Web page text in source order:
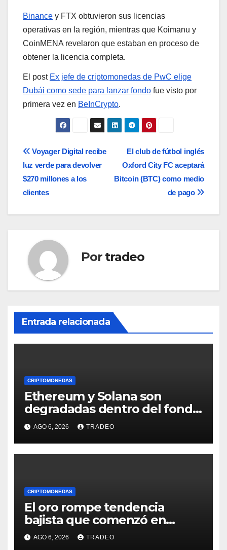
Binance y FTX obtuvieron sus licencias
operativas en la región, mientras que Koimanu y
CoinMENA revelaron que estaban en proceso de
obtener la licencia completa.
El post Ex jefe de criptomonedas de PwC elige
Dubái como sede para lanzar fondo fue visto por
primera vez en BeInCrypto.
Navegación
de
entradas
El club de fútbol inglés
Oxford City FC aceptará
Bitcoin (BTC) como medio
de pago
Voyager Digital recibe
luz verde para devolver
$270 millones a los
clientes
Por tradeo
Entrada relacionada
CRIPTOMONEDAS
Ethereum y Solana son
degradadas dentro del fondo
de Grayscale
AGO 6, 2026 TRADEO
CRIPTOMONEDAS
El oro rompe tendencia
bajista que comenzó en
enero de 2026, ¿qué sigue?
AGO 6, 2026 TRADEO